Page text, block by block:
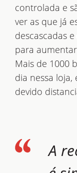
controlada e
ver as que já
descascadas
para
Mais de 1000
dia nessa loja,
devido
A